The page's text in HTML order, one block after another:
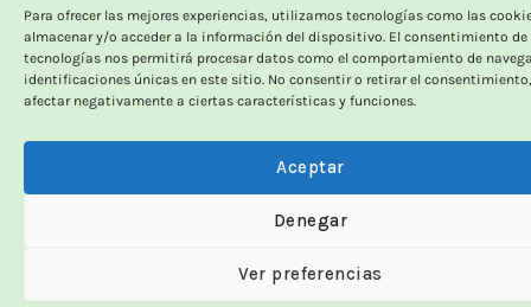
Para ofrecer las mejores experiencias, utilizamos tecnologías como las
almacenar y/o acceder a la información del dispositivo. El consentimiento de
tecnologías nos permitirá procesar datos como el comportamiento de
identificaciones únicas en este sitio. No consentir o retirar el
afectar negativamente a ciertas características y funciones.
Aceptar
Denegar
Ver preferencias